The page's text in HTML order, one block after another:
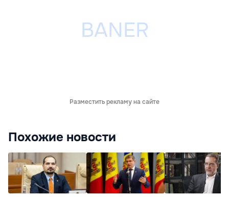
Разместить рекламу на сайте
Похожие новости